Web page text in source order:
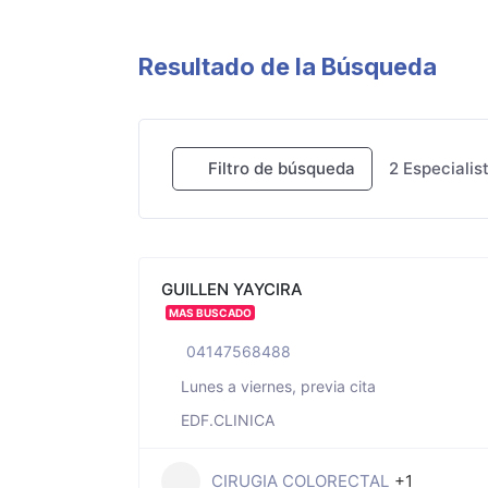
Resultado de la Búsqueda
Filtro de búsqueda 2
GUILLEN YAYCIRA
MAS BUSCADO
04147568488
Lunes a viernes, previa cita
EDF.CLINICA
CIRUGIA COLORECTAL +1